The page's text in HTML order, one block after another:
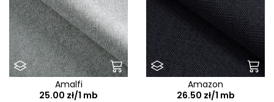
Amalfi
25.00 zł/1 mb
Amazon
26.50 zł/1 mb